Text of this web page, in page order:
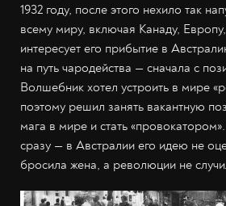
1932 году, после этого нехило так
всему миру, включая Канаду,
интересует его прибытие в
на путь чародейства — сначала с
Волшебник хотел устроить в мире
поэтому решил занять вакантную
мага в мире и стать
сразу — в Австралии его идею не
бросила жена, а революции не